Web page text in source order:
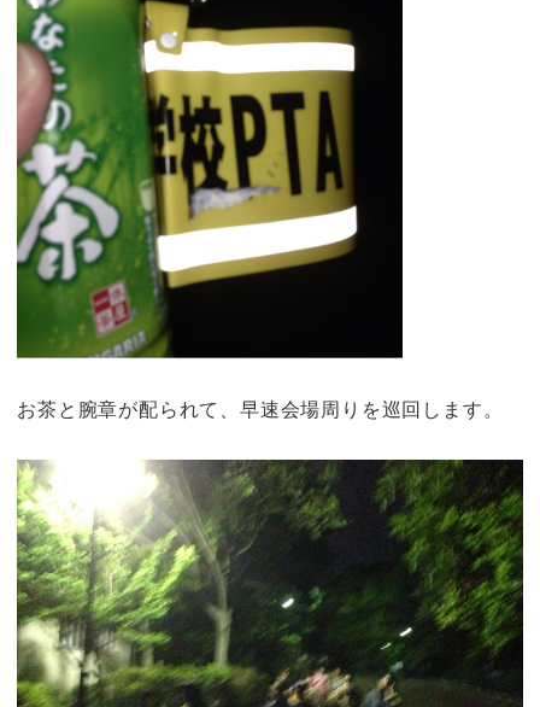
お茶と腕章が配られて、早速会場周りを巡回します。